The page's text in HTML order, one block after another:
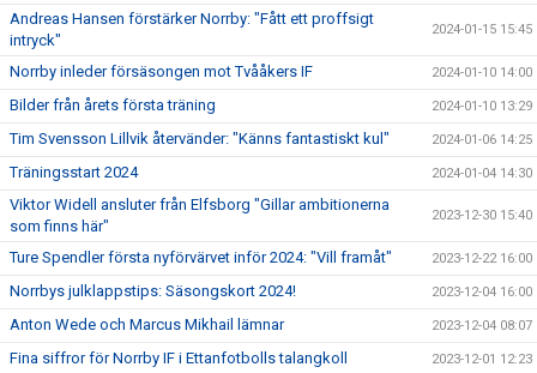
Andreas Hansen förstärker Norrby: "Fått ett proffsigt
intryck"
2024-01-15 15:45
Norrby inleder försäsongen mot Tvååkers IF 2024-01-10 14:00
Bilder från årets första träning 2024-01-10 13:29
Tim Svensson Lillvik återvänder: "Känns fantastiskt kul" 2024-01-06 14:25
Träningsstart 2024 2024-01-04 14:30
Viktor Widell ansluter från Elfsborg "Gillar ambitionerna
som finns här"
2023-12-30 15:40
Ture Spendler första nyförvärvet inför 2024: "Vill framåt" 2023-12-22 16:00
Norrbys julklappstips: Säsongskort 2024! 2023-12-04 16:00
Anton Wede och Marcus Mikhail lämnar 2023-12-04 08:07
Fina siffror för Norrby IF i Ettanfotbolls talangkoll 2023-12-01 12:23